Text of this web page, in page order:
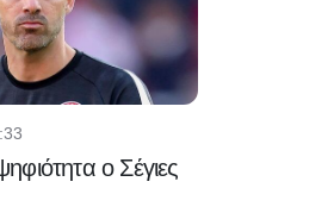
ο Σέγιες